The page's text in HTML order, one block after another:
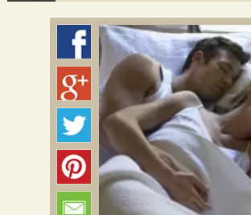
Colmeia Exchange